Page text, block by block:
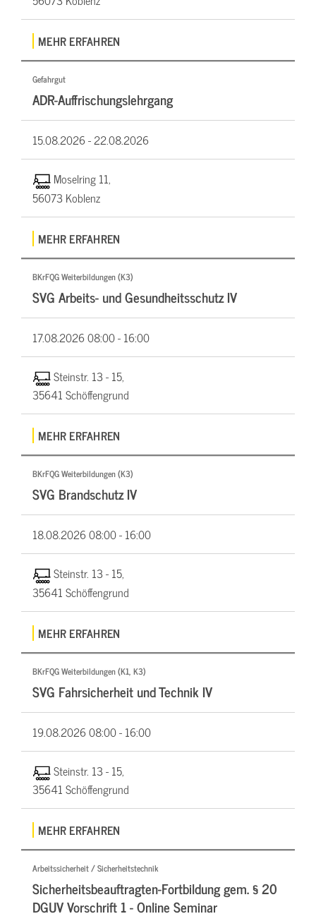
MEHR ERFAHREN
Gefahrgut
ADR-Auffrischungslehrgang
15.08.2026 -22.08.2026
Moselring 11,
56073 Koblenz
MEHR ERFAHREN
BKrFQG Weiterbildungen (K3)
SVG Arbeits- und Gesundheitsschutz IV
17.08.202608:00 - 16:00
Steinstr. 13 - 15,
35641 Schöffengrund
MEHR ERFAHREN
BKrFQG Weiterbildungen (K3)
SVG Brandschutz IV
18.08.202608:00 - 16:00
Steinstr. 13 - 15,
35641 Schöffengrund
MEHR ERFAHREN
BKrFQG Weiterbildungen (K1, K3)
SVG Fahrsicherheit und Technik IV
19.08.202608:00 - 16:00
Steinstr. 13 - 15,
35641 Schöffengrund
MEHR ERFAHREN
Arbeitssicherheit / Sicherheitstechnik
Sicherheitsbeauftragten-Fortbildung gem. § 20
DGUV Vorschrift 1 - Online Seminar